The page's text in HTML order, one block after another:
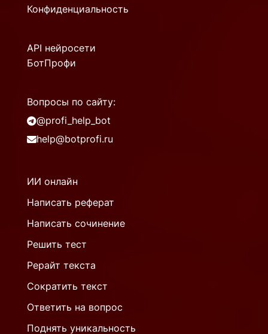
Конфиденциальность
API нейросети
БотПрофи
Вопросы по сайту:
@profi_help_bot
help@botprofi.ru
ИИ онлайн
Написать реферат
Написать сочинение
Решить тест
Рерайт текста
Сократить текст
Ответить на вопрос
Поднять уникальность